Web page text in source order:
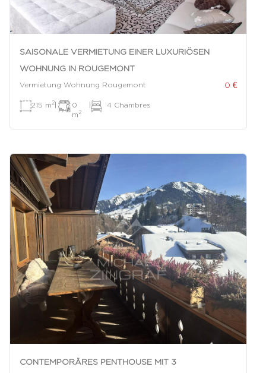
SAISONALE VERMIETUNG EINER LUXURIÖSEN
WOHNUNG IN ROUGEMONT
Vermietung Wohnung Rougemont 0 €
215 m 2|
0
m 2
| 4 Chambres
CONTEMPORÄRES PENTHOUSE MIT 3